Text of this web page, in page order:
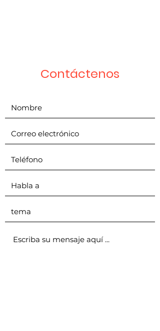
Contáctenos